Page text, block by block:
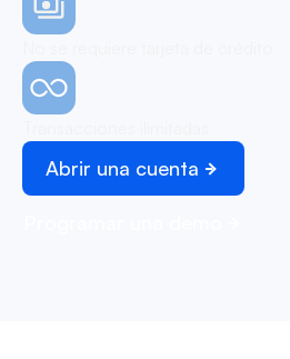
Abrir una cuenta